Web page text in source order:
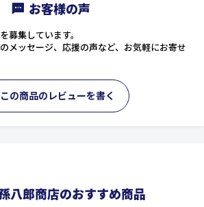
お客様の声
募集しています。
メッセージ、応援の声など、お気軽にお寄せ
この商品のレビューを書く
八郎商店のおすすめ商品